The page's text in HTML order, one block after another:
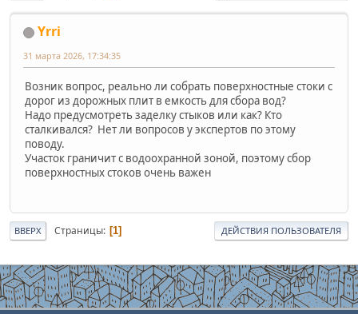
Yrri
31 марта 2026, 17:34:35
Возник вопрос, реально ли собрать поверхностные стоки с
дорог из дорожных плит в емкость для сбора вод?
Надо предусмотреть заделку стыков или как? Кто
сталкивался? Нет ли вопросов у экспертов по этому
поводу.
Участок граничит с водоохранной зоной, поэтому сбор
поверхностных стоков очень важен
ВВЕРХ Страницы 1 ДЕЙСТВИЯ ПОЛЬЗОВАТЕЛЯ